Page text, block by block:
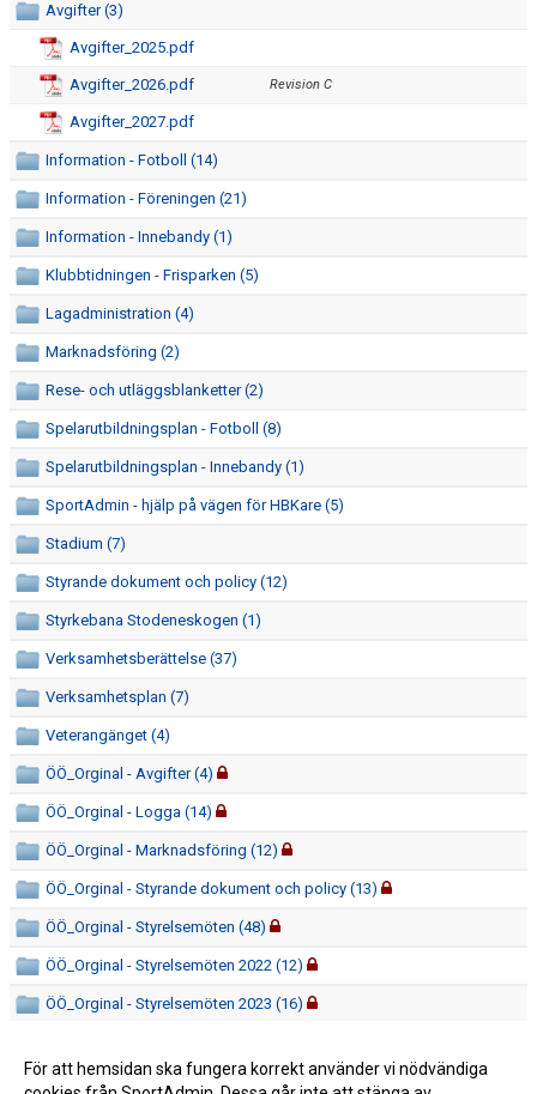
FRISPARKEN
BLI MEDLEM
KONTAKTER & LAG
FÖRENINGSDOKUMENT_GAMLA
FÖRENINGSDOKUMENT
Avgifter (3)
Avgifter_2025.pdf
Avgifter_2026.pdf Revision C
Avgifter_2027.pdf
Information - Fotboll (14)
Information - Föreningen (21)
Information - Innebandy (1)
Klubbtidningen - Frisparken (5)
Lagadministration (4)
Marknadsföring (2)
Rese- och utläggsblanketter (2)
Spelarutbildningsplan - Fotboll (8)
Spelarutbildningsplan - Innebandy (1)
SportAdmin - hjälp på vägen för HBKare (5)
Stadium (7)
Styrande dokument och policy (12)
Styrkebana Stodeneskogen (1)
Verksamhetsberättelse (37)
Verksamhetsplan (7)
Veterangänget (4)
ÖÖ_Orginal - Avgifter (4)
ÖÖ_Orginal - Logga (14)
ÖÖ_Orginal - Marknadsföring (12)
ÖÖ_Orginal - Styrande dokument och policy (13)
ÖÖ_Orginal - Styrelsemöten (48)
ÖÖ_Orginal - Styrelsemöten 2022 (12)
ÖÖ_Orginal - Styrelsemöten 2023 (16)
ÖÖ_Orginal - Styrelsen (39)
För att hemsidan ska fungera korrekt använder vi nödvändiga